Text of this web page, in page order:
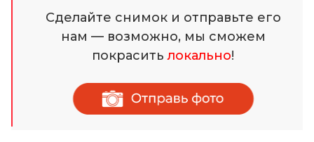
Сделайте снимок и отправьте его
нам — возможно, мы сможем
покраситьлокально!